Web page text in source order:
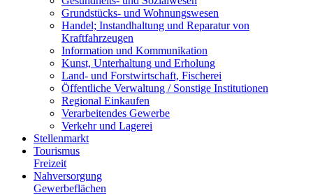
Grundstücks- und Wohnungswesen
Handel; Instandhaltung und Reparatur von
Kraftfahrzeugen
Information und Kommunikation
Kunst, Unterhaltung und Erholung
Land- und Forstwirtschaft, Fischerei
Öffentliche Verwaltung / Sonstige Institutionen
Regional Einkaufen
Verarbeitendes Gewerbe
Verkehr und Lagerei
Stellenmarkt
Tourismus
Freizeit
Nahversorgung
Gewerbeflächen